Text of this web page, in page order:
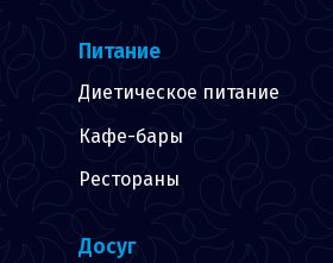
Питание
Диетическое питание
Кафе-бары
Рестораны
Досуг